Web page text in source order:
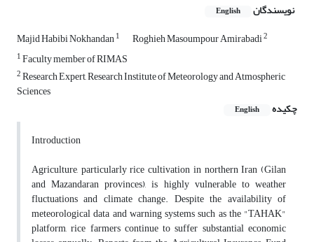
نویسندگان English
Majid Habibi Nokhandan1 Roghieh Masoumpour Amirabadi2
1Faculty member of RIMAS
2Research Expert, Research Institute of Meteorology and Atmospheric
Sciences
چکیده
English
Introduction
Agriculture, particularly rice cultivation in northern Iran (Gilan
and Mazandaran provinces), is highly vulnerable to weather
fluctuations and climate change. Despite the availability of
meteorological data and warning systems such as the "TAHAK"
platform, rice farmers continue to suffer substantial economic